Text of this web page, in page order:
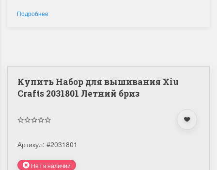
Подробнее
Купить Набор для вышивания Xiu
Crafts 2031801 Летний бриз
Артикул: #2031801
Нет в наличии